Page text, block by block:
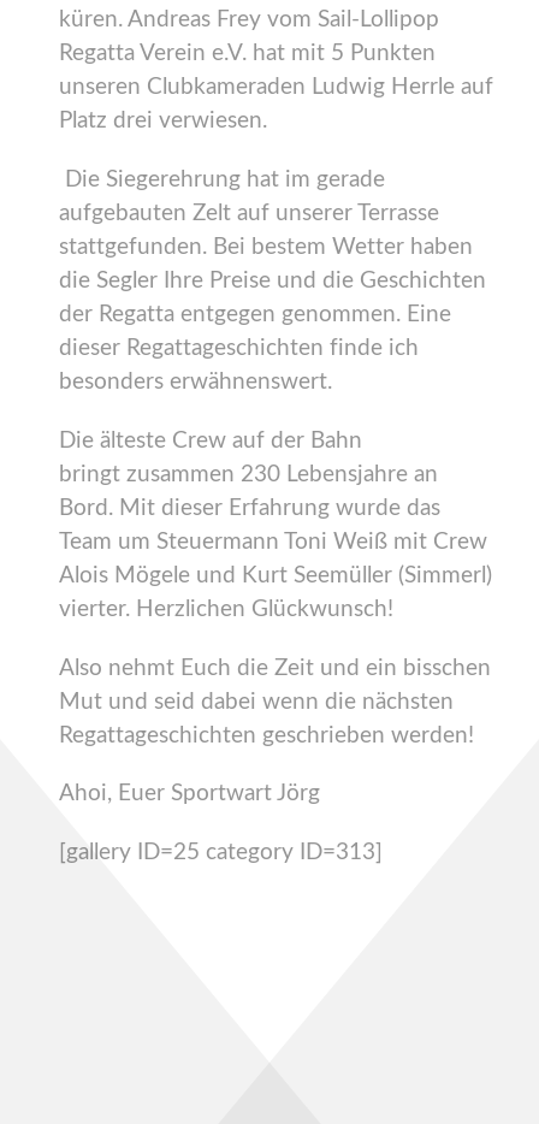
küren. Andreas Frey vom Sail-Lollipop
Regatta Verein e.V. hat mit 5 Punkten
unseren Clubkameraden Ludwig Herrle auf
Platz drei verwiesen.
Die Siegerehrung hat im gerade
aufgebauten Zelt auf unserer Terrasse
stattgefunden. Bei bestem Wetter haben
die Segler Ihre Preise und die Geschichten
der Regatta entgegen genommen. Eine
dieser Regattageschichten finde ich
besonders erwähnenswert.
Die älteste Crew auf der Bahn
bringt zusammen 230 Lebensjahre an
Bord. Mit dieser Erfahrung wurde das
Team um Steuermann Toni Weiß mit Crew
Alois Mögele und Kurt Seemüller (Simmerl)
vierter. Herzlichen Glückwunsch!
Also nehmt Euch die Zeit und ein bisschen
Mut und seid dabei wenn die nächsten
Regattageschichten geschrieben werden!
Ahoi, Euer Sportwart Jörg
[gallery ID=25 category ID=313]